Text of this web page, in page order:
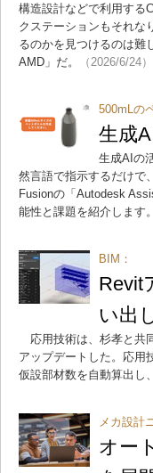
構造設計などで利用する
クステーションもそれ
るのかを見つけるのは難
AMD」だ。
（2026/6/24）
500mLの
生成
生成AIの
然言語で指示するだけで
Fusionの「Autodesk
能性と課題を紹介します。
BIM：
Revit
い出
応用技術は、杉孝と共
アップデートした。応用
仮設部材数を自動算出し
メカ設計
オー